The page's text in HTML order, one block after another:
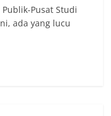
Pusat Studi
ada yang lucu